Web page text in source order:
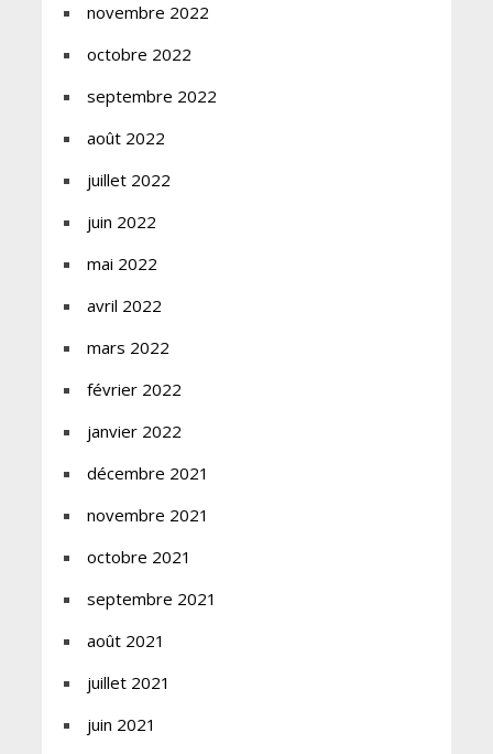
novembre 2022
octobre 2022
septembre 2022
août 2022
juillet 2022
juin 2022
mai 2022
avril 2022
mars 2022
février 2022
janvier 2022
décembre 2021
novembre 2021
octobre 2021
septembre 2021
août 2021
juillet 2021
juin 2021